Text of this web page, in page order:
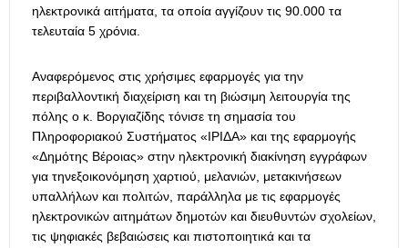
ηλεκτρονικά αιτήματα, τα οποία αγγίζουν τις 90.000 τα
τελευταία 5 χρόνια.
Αναφερόμενος στις χρήσιμες εφαρμογές για την
περιβαλλοντική διαχείριση και τη βιώσιμη λειτουργία της
πόλης ο κ. Βοργιαζίδης τόνισε τη σημασία του
Πληροφοριακού Συστήματος «ΙΡΙΔΑ» και της εφαρμογής
«Δημότης Βέροιας» στην ηλεκτρονική διακίνηση εγγράφων
για τηνεξοικονόμηση χαρτιού, μελανιών, μετακινήσεων
υπαλλήλων και πολιτών, παράλληλα με τις εφαρμογές
ηλεκτρονικών αιτημάτων δημοτών και διευθυντών σχολείων,
τις ψηφιακές βεβαιώσεις και πιστοποιητικά και τα